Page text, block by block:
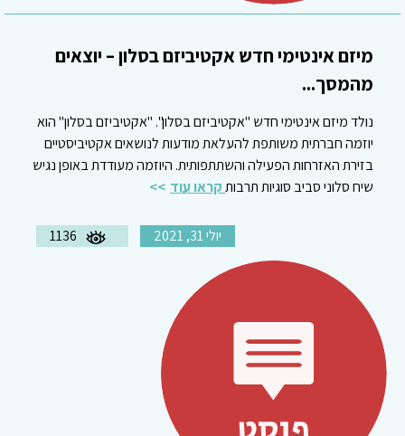
מיזם אינטימי חדש אקטיביזם בסלון – יוצאים
מהמסך...
נולד מיזם אינטימי חדש "אקטיביזם בסלון". "אקטיביזם בסלון" הוא
יוזמה חברתית משותפת להעלאת מודעות לנושאים אקטיביסטיים
בזירת האזרחות הפעילה והשתתפותית. היוזמה מעודדת באופן נגיש
שיח סלוני סביב סוגיות תרבותקראו עוד
יולי 31, 2021 1136